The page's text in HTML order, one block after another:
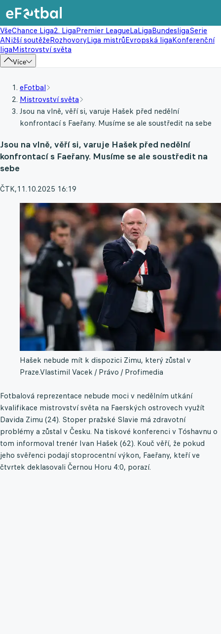
VšeChance Liga2. LigaPremier LeagueLaLigaBundesligaSerie
ANižší soutěžeRozhovoryLiga mistrůEvropská ligaKonferenční
ligaMistrovství světa
Více
eFotbal
Mistrovství světa
Jsou na vlně, věří si, varuje Hašek před nedělní
konfrontací s Faeřany. Musíme se ale soustředit na sebe
Jsou na vlně, věří si, varuje Hašek před nedělní
konfrontací s Faeřany. Musíme se ale soustředit na
sebe
ČTK,11.10.2025 16:19
Hašek nebude mít k dispozici Zimu, který zůstal v
Praze.Vlastimil Vacek / Právo / Profimedia
Fotbalová reprezentace nebude moci v nedělním utkání
kvalifikace mistrovství světa na Faerských ostrovech využít
Davida Zimu (24). Stoper pražské Slavie má zdravotní
problémy a zůstal v Česku. Na tiskové konferenci v Tóshavnu o
tom informoval trenér Ivan Hašek (62). Kouč věří, že pokud
jeho svěřenci podají stoprocentní výkon, Faeřany, kteří ve
čtvrtek deklasovali Černou Horu 4:0, porazí.